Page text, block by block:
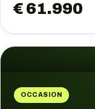
€ 61.990
OCCASION